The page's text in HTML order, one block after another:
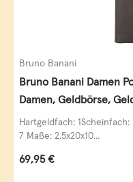
Bruno Banani
Bruno Banani Damen
Damen, Geldbörse,
Leder
Hartgeldfach:
7 Maße: 2,5x20x10...
Regulärer Preis:
69,95 €